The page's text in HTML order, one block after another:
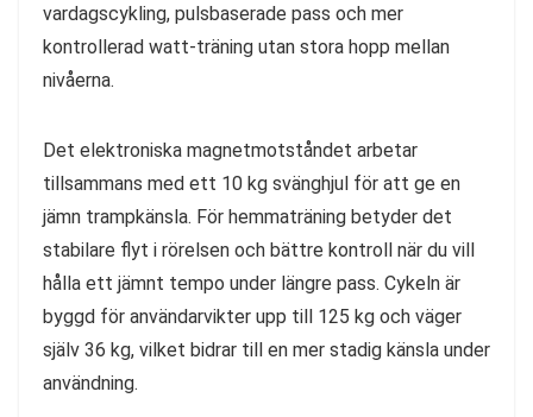
vardagscykling, pulsbaserade pass och mer
kontrollerad watt-träning utan stora hopp mellan
nivåerna.
Det elektroniska magnetmotståndet arbetar
tillsammans med ett 10 kg svänghjul för att ge en
jämn trampkänsla. För hemmaträning betyder det
stabilare flyt i rörelsen och bättre kontroll när du vill
hålla ett jämnt tempo under längre pass. Cykeln är
byggd för användarvikter upp till 125 kg och väger
själv 36 kg, vilket bidrar till en mer stadig känsla under
användning.